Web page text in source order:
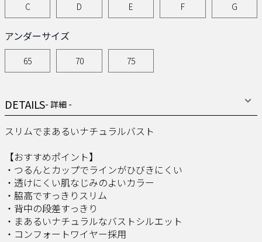
DETAILS- 詳細 -
スリムでまあるいナチュラルバスト
【おすすめポイント】
・つるんとカップでラインがひびきにくい
・透けにくい肌なじみのよいカラー
・脇高ですっきりスリム
・背中の段差すっきり
・まあるいナチュラルなバストシルエット
・コンフォートワイヤー採用
C D E F G
アンダーサイズ
65 70 75